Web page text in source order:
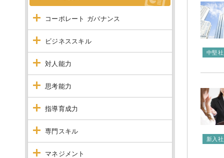
コーポレート ガバナンス
ビジネススキル
対人能力
思考能力
指導育成力
専門スキル
マネジメント
中堅
新入